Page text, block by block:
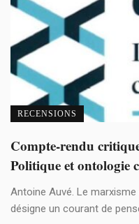
RECENSIONS
Compte-rendu
Politique et ontologie
Antoine Auvé. Le
désigne un courant de